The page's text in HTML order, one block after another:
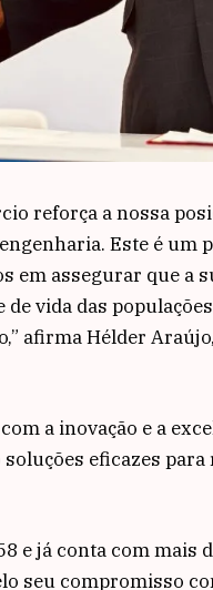
reforça a nossa
Este é
em assegurar que a
vida das
afirma Hélder
a inovação e a
eficazes para
e já conta com mais
seu compromisso